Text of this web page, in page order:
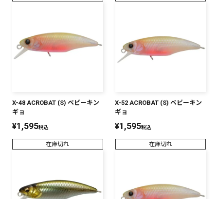
X-48 ACROBAT (S) ベビーキン
ギョ
¥1,595税込
在庫切れ
X-52 ACROBAT (S) ベビーキン
ギョ
¥1,595税込
在庫切れ